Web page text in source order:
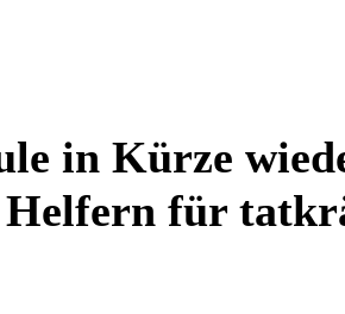
in Kürze
Helfern für